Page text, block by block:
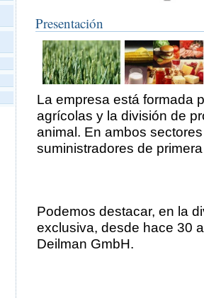
Presentación
La empresa está formada
agrícolas y la división de
animal. En ambos
suministradores de
Podemos destacar, en la
exclusiva, desde hace 30
Deilman GmbH.